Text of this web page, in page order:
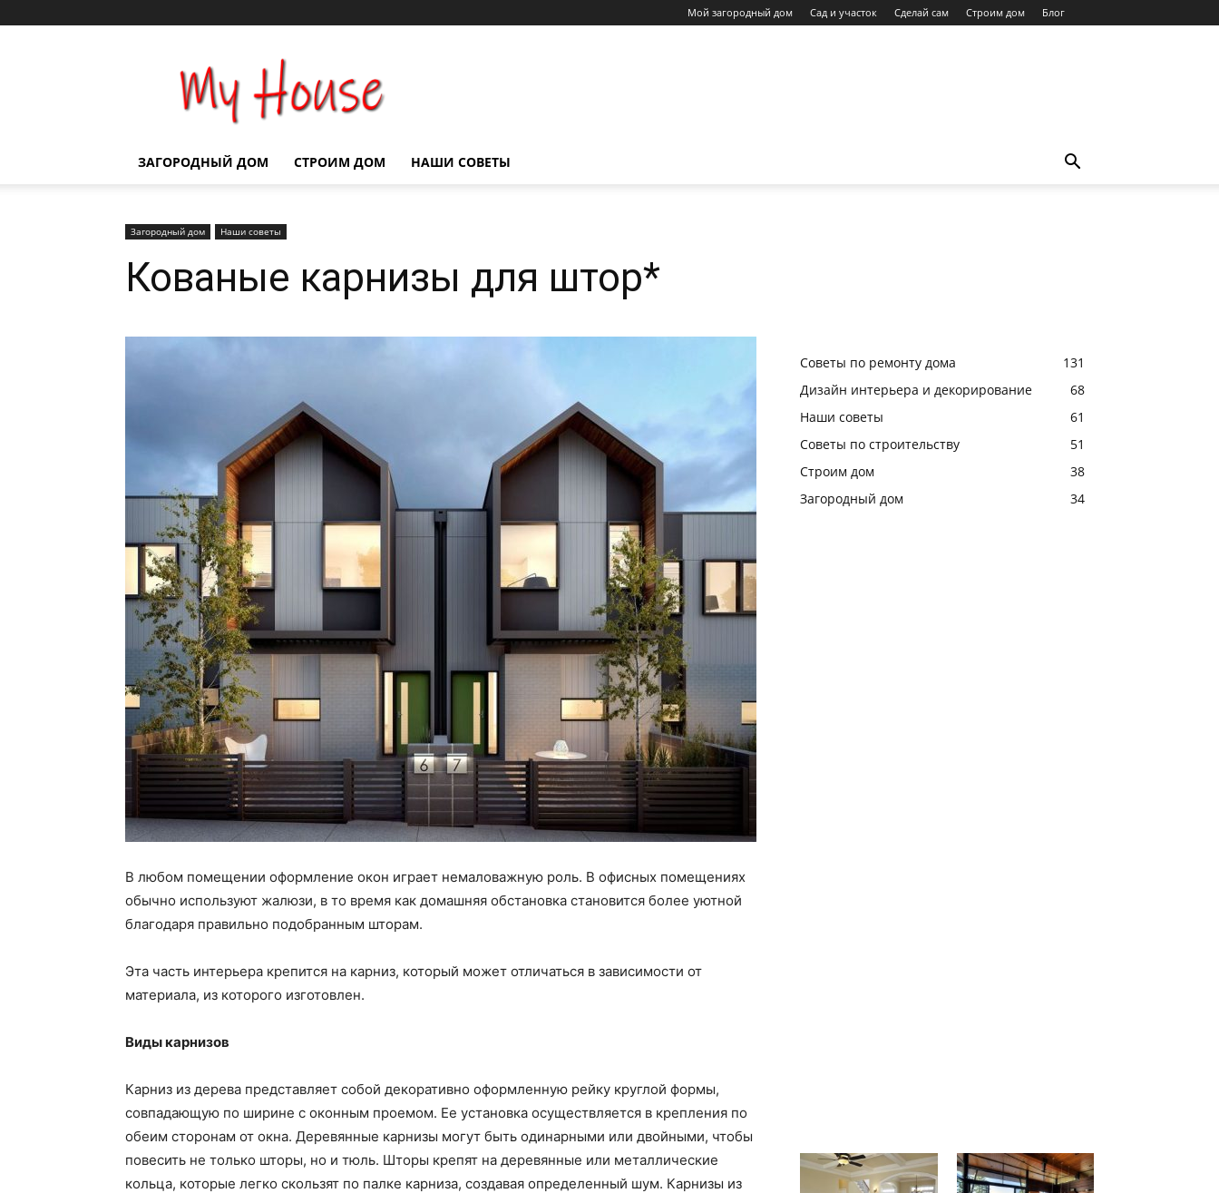
Мой загородный дом Сад и участок Сделай сам Строим дом Блог
Строим
дом
ЗАГОРОДНЫЙ ДОМ СТРОИМ ДОМ НАШИ СОВЕТЫ
Загородный дом Наши советы
Кованые карнизы для штор*
В любом помещении оформление окон играет немаловажную роль. В офисных помещениях
обычно используют жалюзи, в то время как домашняя обстановка становится более уютной
благодаря правильно подобранным шторам.
Эта часть интерьера крепится на карниз, который может отличаться в зависимости от
материала, из которого изготовлен.
Виды карнизов
Карниз из дерева представляет собой декоративно оформленную рейку круглой формы,
совпадающую по ширине с оконным проемом. Ее установка осуществляется в крепления по
обеим сторонам от окна. Деревянные карнизы могут быть одинарными или двойными, чтобы
повесить не только шторы, но и тюль. Шторы крепят на деревянные или металлические
кольца, которые легко скользят по палке карниза, создавая определенный шум. Карнизы из
Советы по ремонту дома
131
Дизайн интерьера и декорирование
68
Наши советы
61
Советы по строительству
51
Строим дом
38
Загородный дом
34